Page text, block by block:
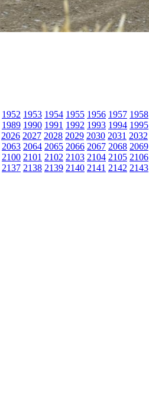
1952 1953 1954 1955 1956 1957 1958
1989 1990 1991 1992 1993 1994 1995
2026 2027 2028 2029 2030 2031 2032
2063 2064 2065 2066 2067 2068 2069
2100 2101 2102 2103 2104 2105 2106
2137 2138 2139 2140 2141 2142 2143